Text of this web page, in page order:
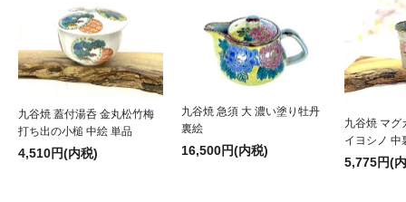
九谷焼 蓋付湯呑 金丸松竹梅
打ち出の小槌 中絵 単品
4,510円(内税)
九谷焼 急須 大 濃い塗り牡丹
裏絵
16,500円(内税)
九谷焼 マグ
イヨシノ 中
5,775円(